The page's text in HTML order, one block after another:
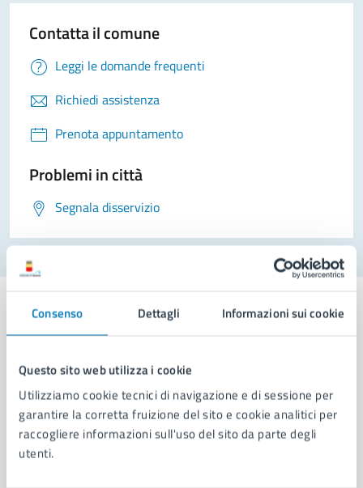
Consenso Dettagli Informazioni sui cookie
Questo sito web utilizza i cookie
Utilizziamo cookie tecnici di navigazione e di sessione per
garantire la corretta fruizione del sito e cookie analitici per
raccogliere informazioni sull'uso del sito da parte degli
utenti.
Contatta il comune
Leggi le domande frequenti
Richiedi assistenza
Prenota appuntamento
Problemi in città
Segnala disservizio
Comune di Napoli
AMMINISTRAZIONE
Aree amministrative
Organi di governo